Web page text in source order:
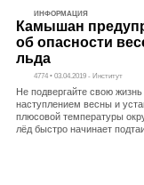
ИНФОРМАЦИЯ
Камышан
об опасности
льда
4774 • 03.04.2019 - Институт
Не подвергайте свою
наступлением весны и
плюсовой температуры
лёд быстро начинает